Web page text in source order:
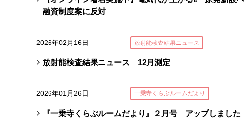
融資制度案に反対
2026年02月16日 放射能検査結果ニュース
放射能検査結果ニュース 12月測定
2026年01月26日 一乗寺くらぶルームだより
『一乗寺くらぶルームだより』２月号 アップしました